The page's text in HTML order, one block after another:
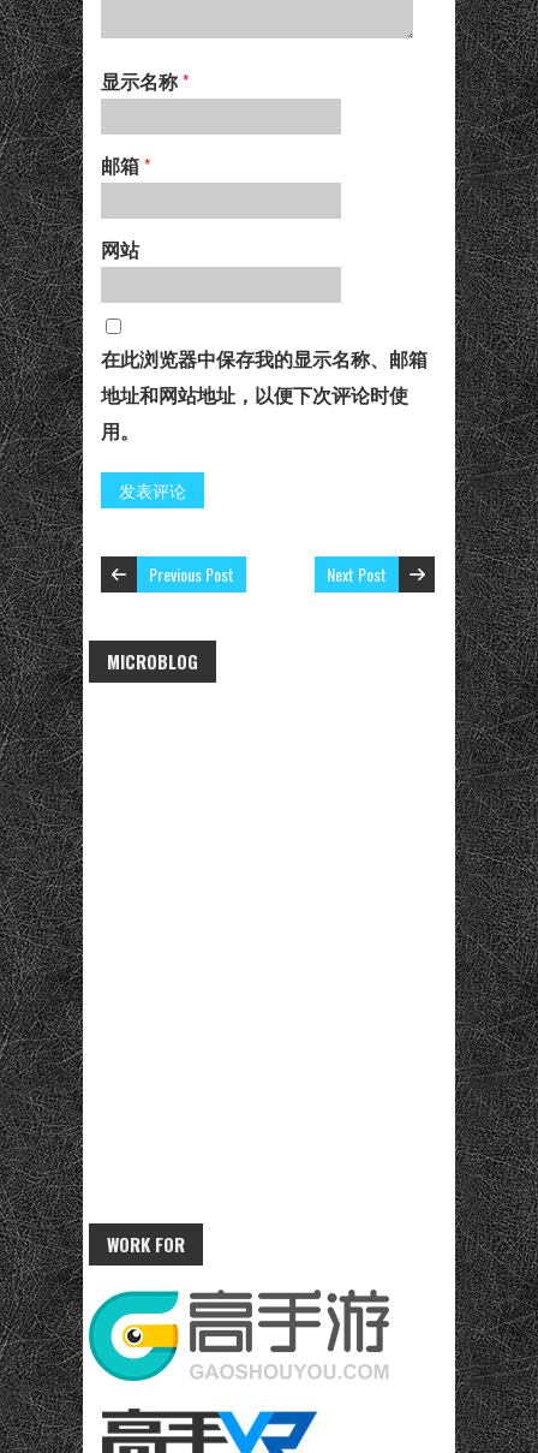
显示名称 *
邮箱 *
网站
在此浏览器中保存我的显示名称、邮箱
地址和网站地址，以便下次评论时使
用。
Previous Post Next Post
MICROBLOG
WORK FOR